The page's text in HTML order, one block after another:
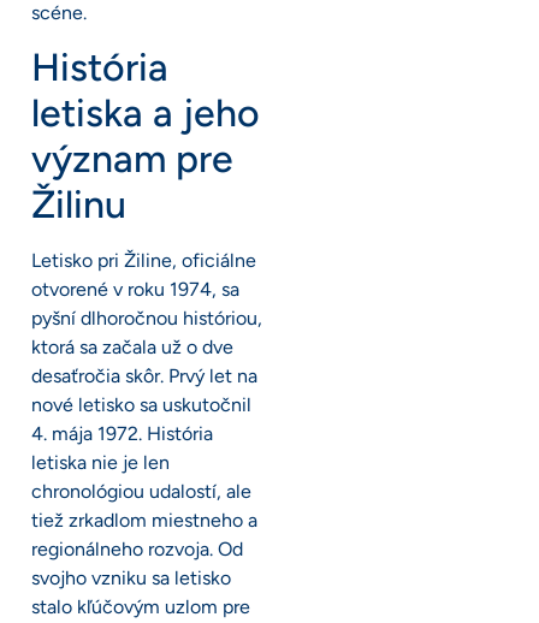
scéne.
História
letiska a jeho
význam pre
Žilinu
Letisko pri Žiline, oficiálne
otvorené v roku 1974, sa
pyšní dlhoročnou históriou,
ktorá sa začala už o dve
desaťročia skôr. Prvý let na
nové letisko sa uskutočnil
4. mája 1972. História
letiska nie je len
chronológiou udalostí, ale
tiež zrkadlom miestneho a
regionálneho rozvoja. Od
svojho vzniku sa letisko
stalo kľúčovým uzlom pre